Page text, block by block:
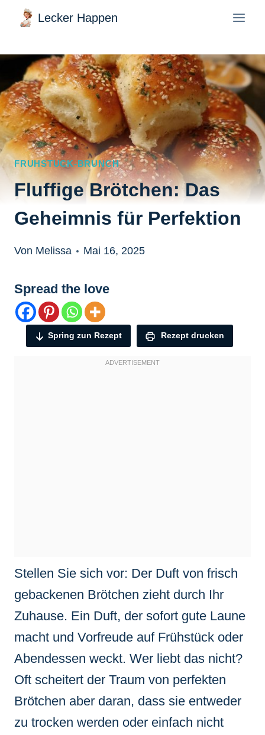
Zum
Inhalt
springen
Lecker Happen
FRUHSTUCK-BRUNCH
Fluffige Brötchen: Das
Geheimnis für Perfektion
Von Melissa Mai 16, 2025
Spread the love
Spring zun Rezept Rezept drucken
Stellen Sie sich vor: Der Duft von frisch
gebackenen Brötchen zieht durch Ihr
Zuhause. Ein Duft, der sofort gute Laune
macht und Vorfreude auf Frühstück oder
Abendessen weckt. Wer liebt das nicht?
Oft scheitert der Traum von perfekten
Brötchen aber daran, dass sie entweder
zu trocken werden oder einfach nicht